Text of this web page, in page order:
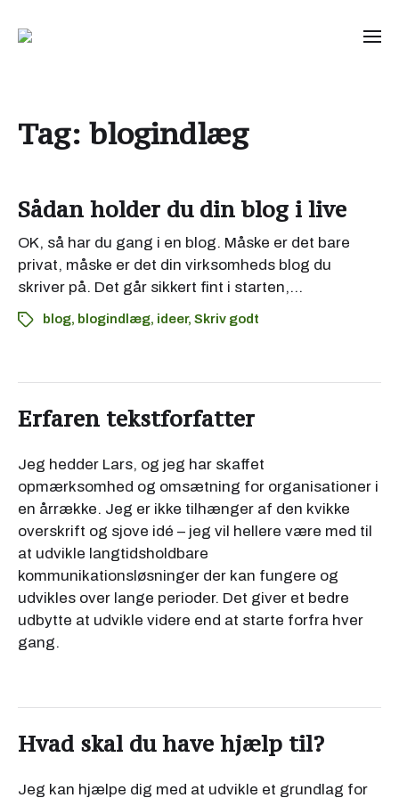
Tag: blogindlæg
Sådan holder du din blog i live
OK, så har du gang i en blog. Måske er det bare
privat, måske er det din virksomheds blog du
skriver på. Det går sikkert fint i starten,…
blog, blogindlæg, ideer, Skriv godt
Erfaren tekstforfatter
Jeg hedder Lars, og jeg har skaffet
opmærksomhed og omsætning for organisationer i
en årrække. Jeg er ikke tilhænger af den kvikke
overskrift og sjove idé – jeg vil hellere være med til
at udvikle langtidsholdbare
kommunikationsløsninger der kan fungere og
udvikles over lange perioder. Det giver et bedre
udbytte at udvikle videre end at starte forfra hver
gang.
Hvad skal du have hjælp til?
Jeg kan hjælpe dig med at udvikle et grundlag for